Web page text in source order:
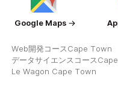
Google Maps
Web開発コースCape Town
データサイエンスコース
Le Wagon Cape Town